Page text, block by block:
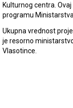
Kulturnog centra.
programu
Ukupna vrednost
je resorno
Vlasotince.